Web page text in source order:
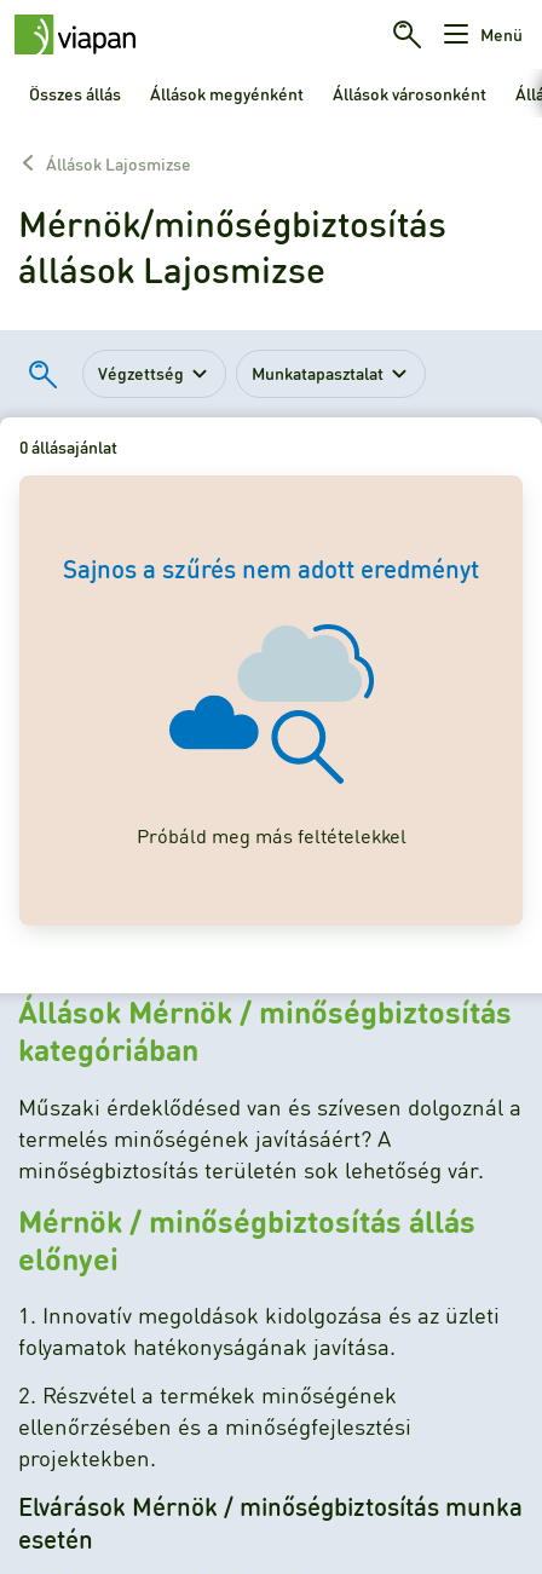
Menü
Összes állás Állások megyénként Állások városonként
Állások Lajosmizse
Mérnök/minőségbiztosítás
állások Lajosmizse
Végzettség Munkatapasztalat
0 állásajánlat
Sajnos a szűrés nem adott eredményt
Próbáld meg más feltételekkel
Állások Mérnök / minőségbiztosítás
kategóriában
Műszaki érdeklődésed van és szívesen dolgoznál a
termelés minőségének javításáért? A
minőségbiztosítás területén sok lehetőség vár.
Mérnök / minőségbiztosítás állás
előnyei
1. Innovatív megoldások kidolgozása és az üzleti
folyamatok hatékonyságának javítása.
2. Részvétel a termékek minőségének
ellenőrzésében és a minőségfejlesztési
projektekben.
Elvárások Mérnök / minőségbiztosítás munka
esetén